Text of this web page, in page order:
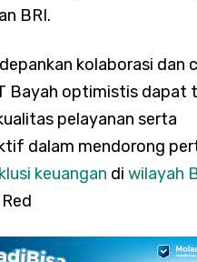
BRI.
kolaborasi dan
Bayah optimistis dapat
pelayanan serta
dalam mendorong
keuangan di wilayah